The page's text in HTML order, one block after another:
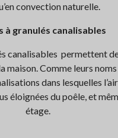
convection naturelle.
à granulés canalisables
canalisables permettent
maison. Comme leurs noms
dans lesquelles
éloignées du poêle, et
étage.